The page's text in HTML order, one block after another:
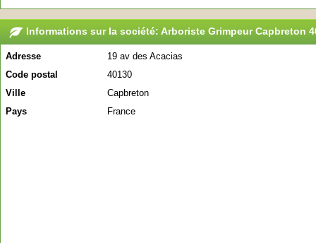
Informations sur la société: Arboriste Grimpeur Capbreton
Adresse
19 av des Acacias
Code postal
40130
Ville
Capbreton
Pays
France